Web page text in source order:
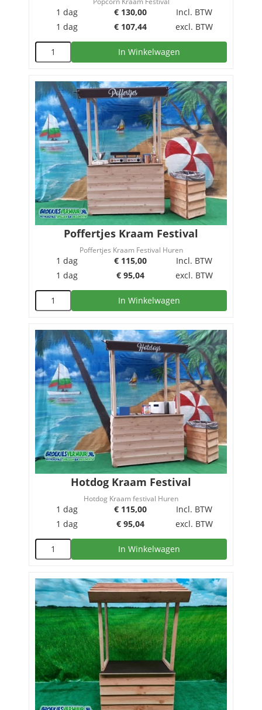
1 dag € 130,00
Incl. BTW
1 dag
€ 107,44 excl. BTW
In Winkelwagen
Poffertjes Kraam Festival
Poffertjes Kraam Festival Huren
1 dag € 115,00
Incl. BTW
1 dag
€ 95,04 excl. BTW
In Winkelwagen
Hotdog Kraam Festival
Hotdog Kraam festival Huren
1 dag € 115,00
Incl. BTW
1 dag
€ 95,04 excl. BTW
In Winkelwagen